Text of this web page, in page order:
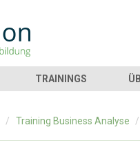
TRAININGS
/ Training Business Analyse /